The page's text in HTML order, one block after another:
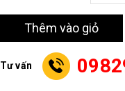
Thêm vào giỏ
Tư vấn